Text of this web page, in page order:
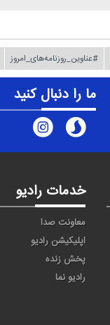
#عناوین_روزنامه‌های_امروز
ما را دنبال کنید
خدمات رادیو
معاونت صدا
اپلیکیشن رادیو
پخش زنده
رادیو نما